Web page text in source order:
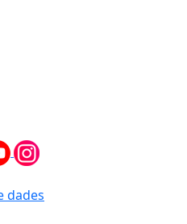
dades